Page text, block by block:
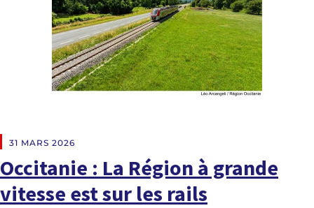
31 MARS 2026
Occitanie : La Région à grande
vitesse est sur les rails